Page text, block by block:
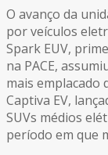
O avanço da
por veículos
Spark EUV,
na PACE,
mais emplacado
Captiva EV,
SUVs médios
período em que